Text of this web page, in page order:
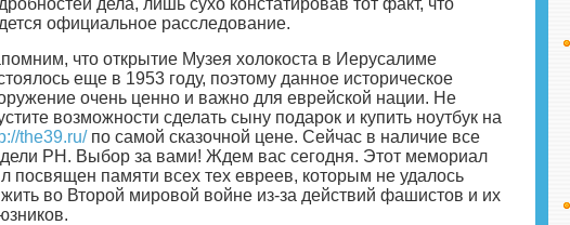
дела, лишь сухо констатировав тот факт, что
официальное расследование.
что открытие Музея холокоста в Иерусалиме
еще в 1953 году, поэтому данное историческое
очень ценно и важно для еврейской нации. Не
возможности сделать сыну подарок и купить ноутбук на
the39.ru/по самой сказочной цене. Сейчас в наличие все
PH. Выбор за вами! Ждем вас сегодня. Этот мемориал
посвящен памяти всех тех евреев, которым не удалось
во Второй мировой войне из-за действий фашистов и их